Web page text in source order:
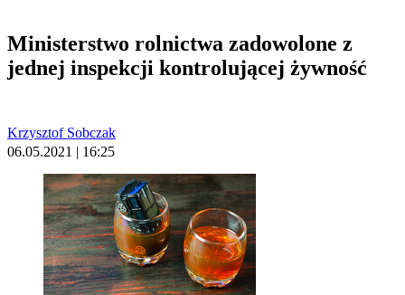
Ministerstwo rolnictwa zadowolone z
jednej inspekcji kontrolującej żywność
Krzysztof Sobczak
06.05.2021 | 16:25